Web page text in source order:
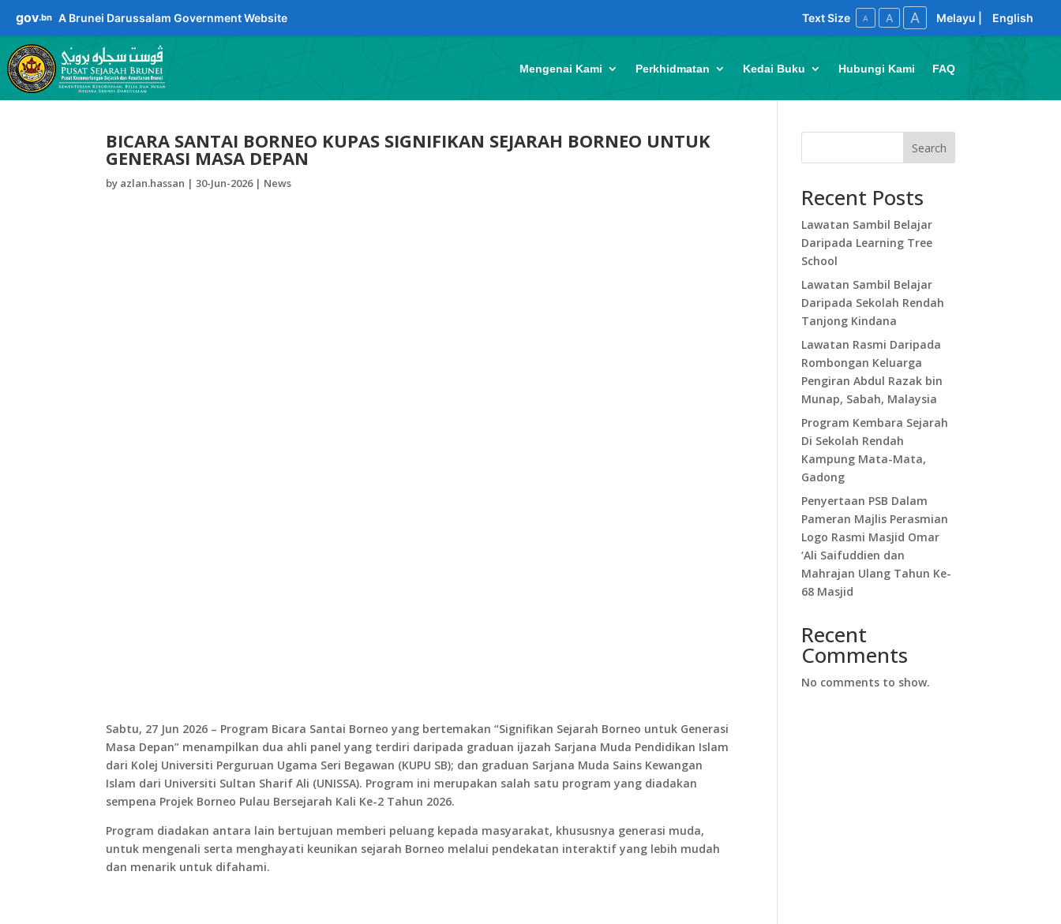
gov.bn A Brunei Darussalam Government Website Text Size A A A Melayu English
Mengenai Kami Perkhidmatan Kedai Buku Hubungi Kami FAQ
BICARA SANTAI BORNEO KUPAS SIGNIFIKAN SEJARAH BORNEO UNTUK
GENERASI MASA DEPAN
by azlan.hassan |30-Jun-2026| News
Sabtu, 27 Jun 2026 – Program Bicara Santai Borneo yang bertemakan “Signifikan Sejarah Borneo untuk Generasi
Masa Depan” menampilkan dua ahli panel yang terdiri daripada graduan ijazah Sarjana Muda Pendidikan Islam
dari Kolej Universiti Perguruan Ugama Seri Begawan (KUPU SB); dan graduan Sarjana Muda Sains Kewangan
Islam dari Universiti Sultan Sharif Ali (UNISSA). Program ini merupakan salah satu program yang diadakan
sempena Projek Borneo Pulau Bersejarah Kali Ke-2 Tahun 2026.
Program diadakan antara lain bertujuan memberi peluang kepada masyarakat, khususnya generasi muda,
untuk mengenali serta menghayati keunikan sejarah Borneo melalui pendekatan interaktif yang lebih mudah
dan menarik untuk difahami.
Search
Recent Posts
Lawatan Sambil Belajar
Daripada Learning Tree
School
Lawatan Sambil Belajar
Daripada Sekolah Rendah
Tanjong Kindana
Lawatan Rasmi Daripada
Rombongan Keluarga
Pengiran Abdul Razak bin
Munap, Sabah, Malaysia
Program Kembara Sejarah
Di Sekolah Rendah
Kampung Mata-Mata,
Gadong
Penyertaan PSB Dalam
Pameran Majlis Perasmian
Logo Rasmi Masjid Omar
‘Ali Saifuddien dan
Mahrajan Ulang Tahun Ke-
68 Masjid
Recent
Comments
No comments to show.